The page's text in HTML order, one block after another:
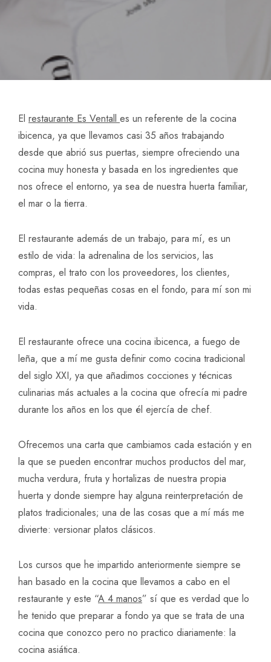
El restaurante Es Ventall es un referente de la cocina
ibicenca, ya que llevamos casi 35 años trabajando
desde que abrió sus puertas, siempre ofreciendo una
cocina muy honesta y basada en los ingredientes que
nos ofrece el entorno, ya sea de nuestra huerta familiar,
el mar o la tierra.
El restaurante además de un trabajo, para mí, es un
estilo de vida: la adrenalina de los servicios, las
compras, el trato con los proveedores, los clientes,
todas estas pequeñas cosas en el fondo, para mí son mi
vida.
El restaurante ofrece una cocina ibicenca, a fuego de
leña, que a mí me gusta definir como cocina tradicional
del siglo XXI, ya que añadimos cocciones y técnicas
culinarias más actuales a la cocina que ofrecía mi padre
durante los años en los que él ejercía de chef.
Ofrecemos una carta que cambiamos cada estación y en
la que se pueden encontrar muchos productos del mar,
mucha verdura, fruta y hortalizas de nuestra propia
huerta y donde siempre hay alguna reinterpretación de
platos tradicionales; una de las cosas que a mí más me
divierte: versionar platos clásicos.
Los cursos que he impartido anteriormente siempre se
han basado en la cocina que llevamos a cabo en el
restaurante y este “A 4 manos” sí que es verdad que lo
he tenido que preparar a fondo ya que se trata de una
cocina que conozco pero no practico diariamente: la
cocina asiática.